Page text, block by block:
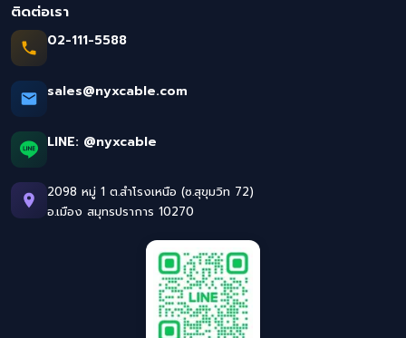
ติดต่อเรา
02-111-5588
sales@nyxcable.com
LINE: @nyxcable
2098 หมู่ 1 ต.สำโรงเหนือ (ซ.สุขุมวิท 72)
อ.เมือง สมุทรปราการ 10270